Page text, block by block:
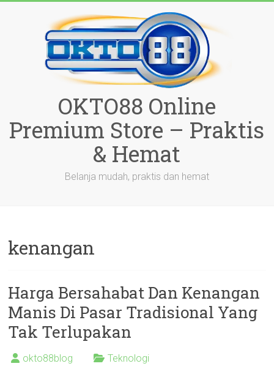
OKTO88 Online
Premium Store – Praktis
& Hemat
Belanja mudah, praktis dan hemat
kenangan
Harga Bersahabat Dan Kenangan
Manis Di Pasar Tradisional Yang
Tak Terlupakan
okto88blog Teknologi